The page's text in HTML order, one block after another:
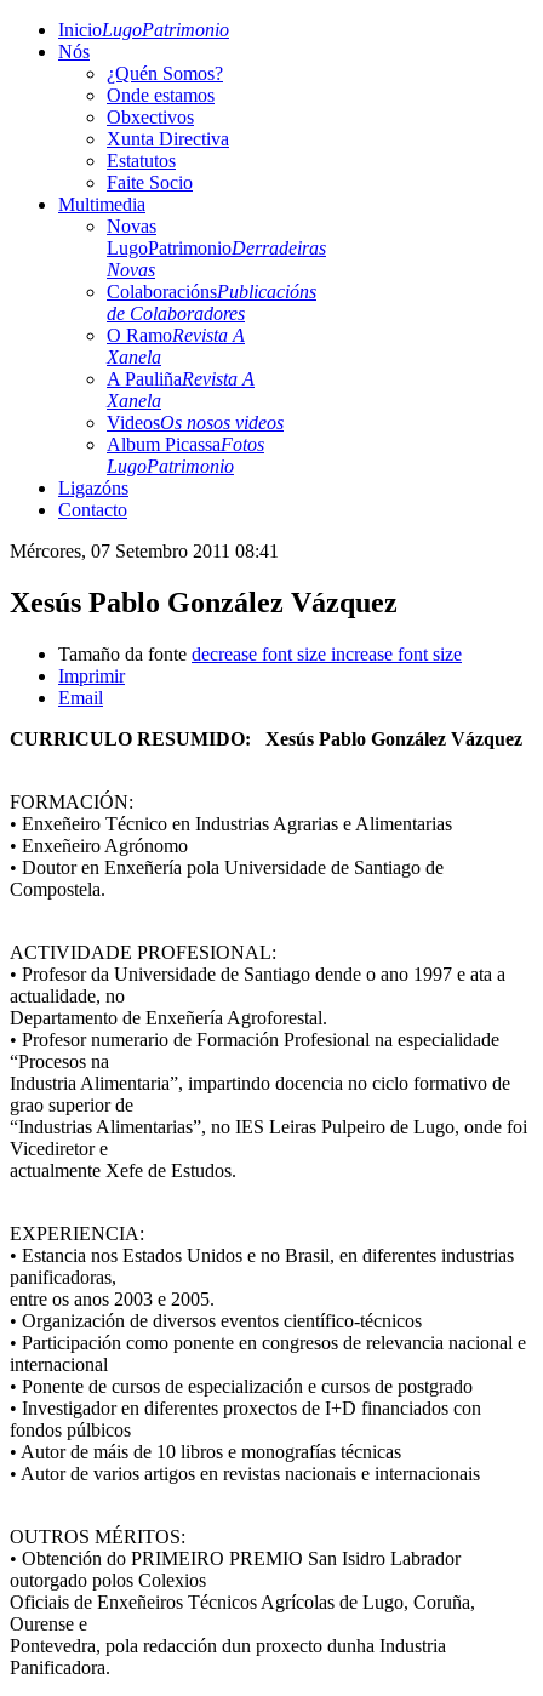
InicioLugoPatrimonio
Nós
¿Quén Somos?
Onde estamos
Obxectivos
Xunta Directiva
Estatutos
Faite Socio
Multimedia
Novas
LugoPatrimonioDerradeiras
Novas
ColaboraciónsPublicacións
de Colaboradores
O RamoRevista A
Xanela
A PauliñaRevista A
Xanela
VideosOs nosos videos
Album PicassaFotos
LugoPatrimonio
Ligazóns
Contacto
Mércores, 07 Setembro 2011 08:41
Xesús Pablo González Vázquez
Tamaño da fonte decrease font size increase font size
Imprimir
Email
CURRICULO RESUMIDO: Xesús Pablo González Vázquez
FORMACIÓN:
• Enxeñeiro Técnico en Industrias Agrarias e Alimentarias
• Enxeñeiro Agrónomo
• Doutor en Enxeñería pola Universidade de Santiago de
Compostela.
ACTIVIDADE PROFESIONAL:
• Profesor da Universidade de Santiago dende o ano 1997 e ata a
actualidade, no
Departamento de Enxeñería Agroforestal.
• Profesor numerario de Formación Profesional na especialidade
“Procesos na
Industria Alimentaria”, impartindo docencia no ciclo formativo de
grao superior de
“Industrias Alimentarias”, no IES Leiras Pulpeiro de Lugo, onde foi
Vicediretor e
actualmente Xefe de Estudos.
EXPERIENCIA:
• Estancia nos Estados Unidos e no Brasil, en diferentes industrias
panificadoras,
entre os anos 2003 e 2005.
• Organización de diversos eventos científico-técnicos
• Participación como ponente en congresos de relevancia nacional e
internacional
• Ponente de cursos de especialización e cursos de postgrado
• Investigador en diferentes proxectos de I+D financiados con
fondos púlbicos
• Autor de máis de 10 libros e monografías técnicas
• Autor de varios artigos en revistas nacionais e internacionais
OUTROS MÉRITOS:
• Obtención do PRIMEIRO PREMIO San Isidro Labrador
outorgado polos Colexios
Oficiais de Enxeñeiros Técnicos Agrícolas de Lugo, Coruña,
Ourense e
Pontevedra, pola redacción dun proxecto dunha Industria
Panificadora.